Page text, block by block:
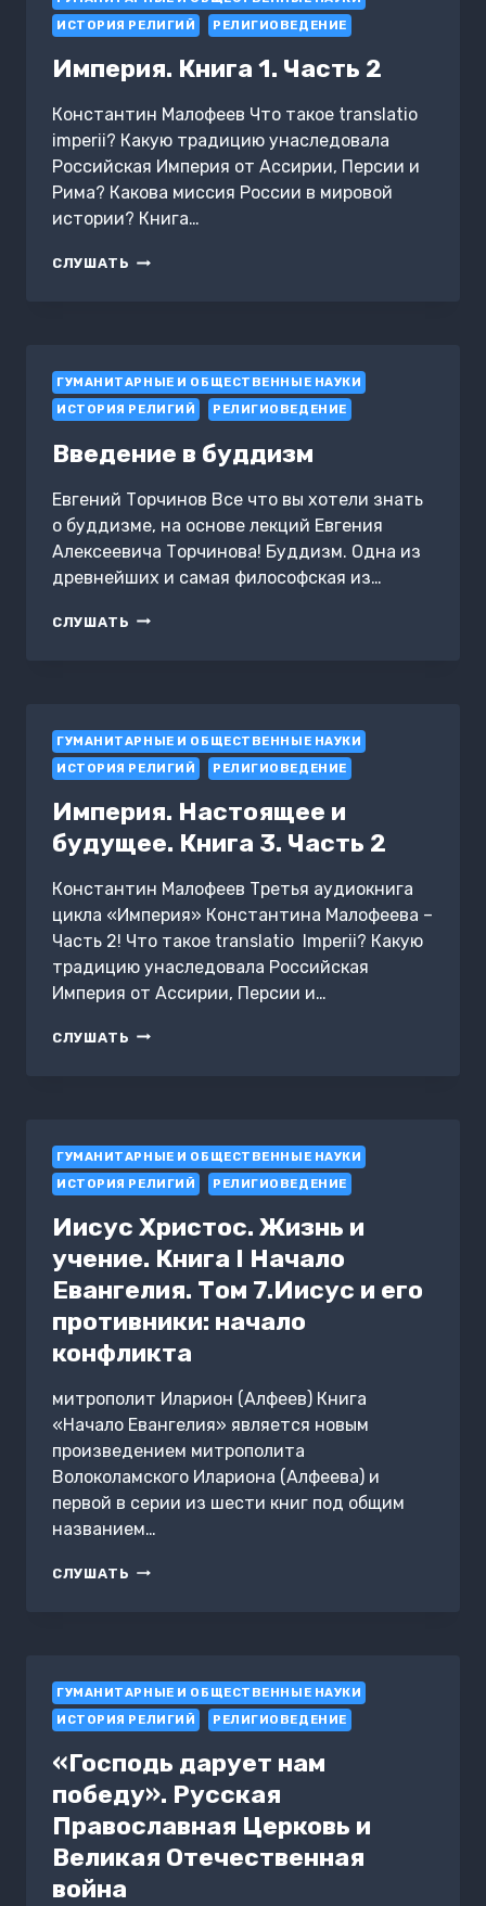
ИСТОРИЯ РЕЛИГИЙ
РЕЛИГИОВЕДЕНИЕ
Империя. Книга 1. Часть 2
Константин Малофеев Что такое translatio
imperii? Какую традицию унаследовала
Российская Империя от Ассирии, Персии и
Рима? Какова миссия России в мировой
истории? Книга…
СЛУШАТЬ ИМПЕРИЯ.
ГУМАНИТАРНЫЕ И ОБЩЕСТВЕННЫЕ НАУКИ
ИСТОРИЯ РЕЛИГИЙ
РЕЛИГИОВЕДЕНИЕ
Введение в буддизм
Евгений Торчинов Все что вы хотели знать
о буддизме, на основе лекций Евгения
Алексеевича Торчинова! Буддизм. Одна из
древнейших и самая философская из…
СЛУШАТЬ ВВЕДЕНИЕ
ГУМАНИТАРНЫЕ И ОБЩЕСТВЕННЫЕ НАУКИ
ИСТОРИЯ РЕЛИГИЙ
РЕЛИГИОВЕДЕНИЕ
Империя. Настоящее и
будущее. Книга 3. Часть 2
Константин Малофеев Третья аудиокнига
цикла «Империя» Константина Малофеева –
Часть 2! Что такое translatio Imperii? Какую
традицию унаследовала Российская
Империя от Ассирии, Персии и…
СЛУШАТЬ ИМПЕРИЯ.
ЧАСТЬ
2
ГУМАНИТАРНЫЕ И ОБЩЕСТВЕННЫЕ НАУКИ
ИСТОРИЯ РЕЛИГИЙ
РЕЛИГИОВЕДЕНИЕ
Иисус Христос. Жизнь и
учение. Книга I Начало
Евангелия. Том 7.Иисус и его
противники: начало
конфликта
митрополит Иларион (Алфеев) Книга
«Начало Евангелия» является новым
произведением митрополита
Волоколамского Илариона (Алфеева) и
первой в серии из шести книг под общим
названием…
СЛУШАТЬ ИИСУС
I
НАЧАЛО
ЕВАНГЕЛИЯ.
ТОМ
7.ИИСУС
И
ПРОТИВНИКИ:
НАЧАЛО
ГУМАНИТАРНЫЕ И ОБЩЕСТВЕННЫЕ НАУКИ
ИСТОРИЯ РЕЛИГИЙ
РЕЛИГИОВЕДЕНИЕ
«Господь дарует нам
победу». Русская
Православная Церковь и
Великая Отечественная
война